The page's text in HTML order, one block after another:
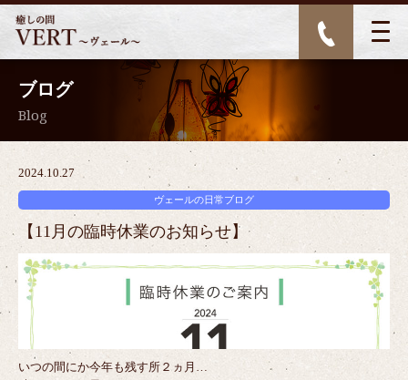
ブログ
Blog
2024.10.27
ヴェールの日常ブログ
【11月の臨時休業のお知らせ】
いつの間にか今年も残す所２ヵ月…